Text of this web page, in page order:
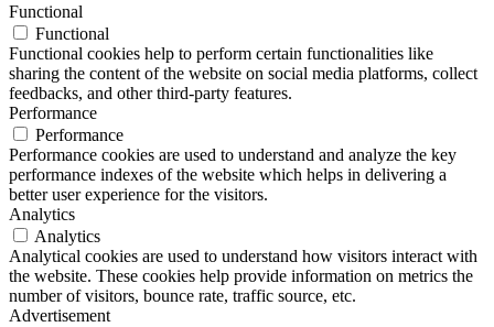
Functional
Functional
Functional cookies help to perform certain functionalities like
sharing the content of the website on social media platforms, collect
feedbacks, and other third-party features.
Performance
Performance
Performance cookies are used to understand and analyze the key
performance indexes of the website which helps in delivering a
better user experience for the visitors.
Analytics
Analytics
Analytical cookies are used to understand how visitors interact with
the website. These cookies help provide information on metrics the
number of visitors, bounce rate, traffic source, etc.
Advertisement